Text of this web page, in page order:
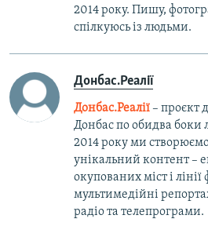
2014 року. Пишу,
спілкуюсь із людьми.
Донбас.Реалії
Донбас.Реалії– проєкт
Донбас по обидва боки
2014 року ми
унікальний контент –
окупованих міст і
мультимедійні
радіо та телепрограми.